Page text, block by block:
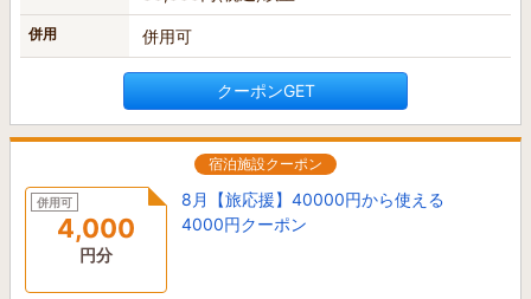
併用 併用可
クーポンGET
宿泊施設クーポン
併用可
4,000
円分
8月【旅応援】40000円から使える
4000円クーポン